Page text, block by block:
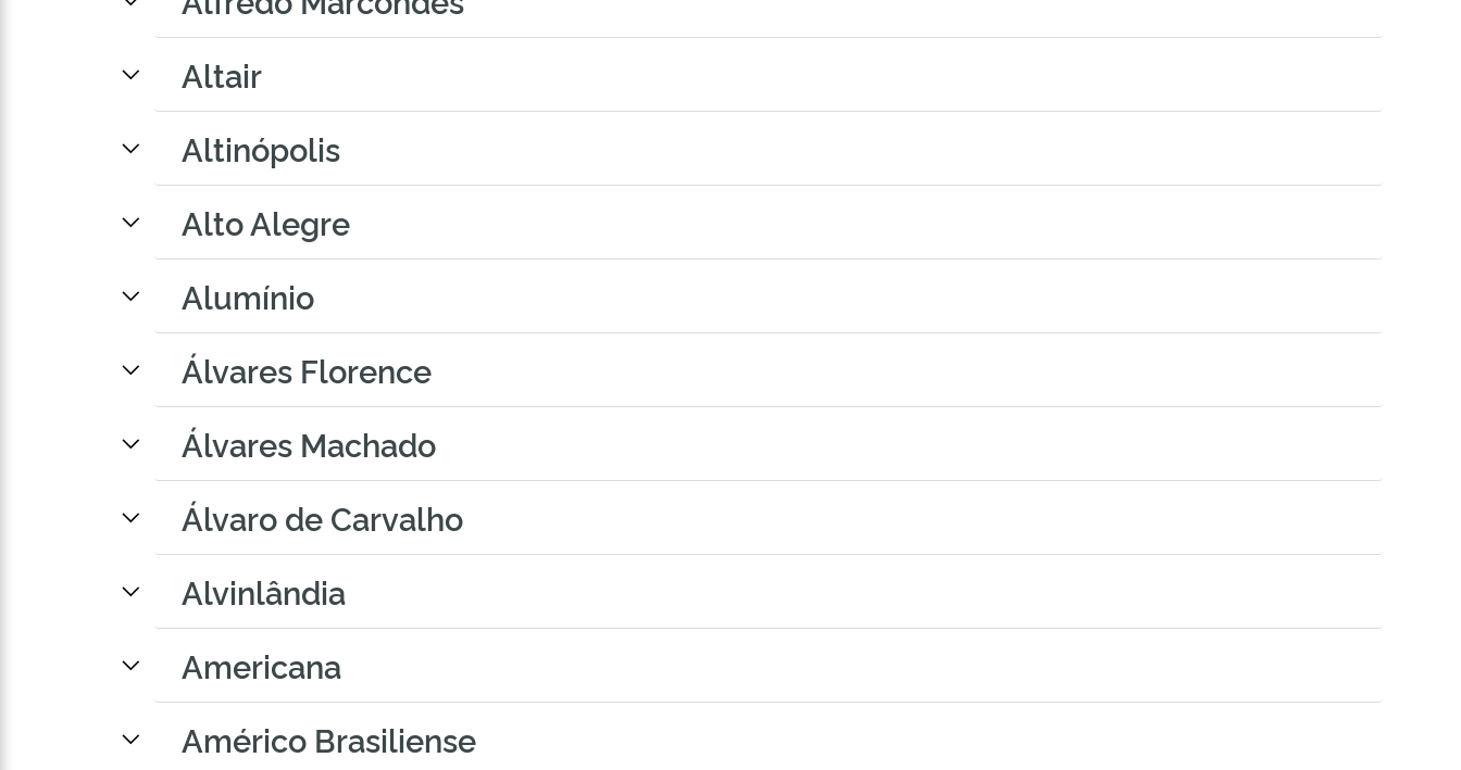
Altair
Altinópolis
Alto Alegre
Alumínio
Álvares Florence
Álvares Machado
Álvaro de Carvalho
Alvinlândia
Americana
Américo Brasiliense